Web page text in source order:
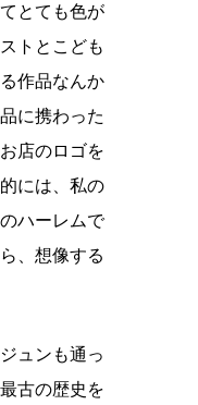
とても色が
トとこども
作品なんか
に携わった
店のロゴを
には、私の
ハーレムで
、想像する
ュンも通っ
古の歴史を